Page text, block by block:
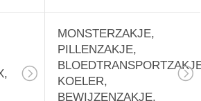
CPE
18
MONSTERZAKJE,
PILLENZAKJE,
KOELER,
BEWIJZENZAKJE,